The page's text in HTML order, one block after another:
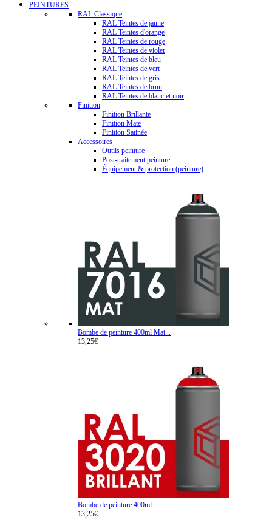
PEINTURES
RAL Classique
RAL Teintes de jaune
RAL Teintes d'orange
RAL Teintes de rouge
RAL Teintes de violet
RAL Teintes de bleu
RAL Teintes de vert
RAL Teintes de gris
RAL Teintes de brun
RAL Teintes de blanc et noir
Finition
Finition Brillante
Finition Mate
Finition Satinée
Accessoires
Outils peinture
Post-traitement peinture
Équipement & protection (peinture)
Bombe de peinture 400ml Mat...
13,25€
Bombe de peinture 400ml...
13,25€